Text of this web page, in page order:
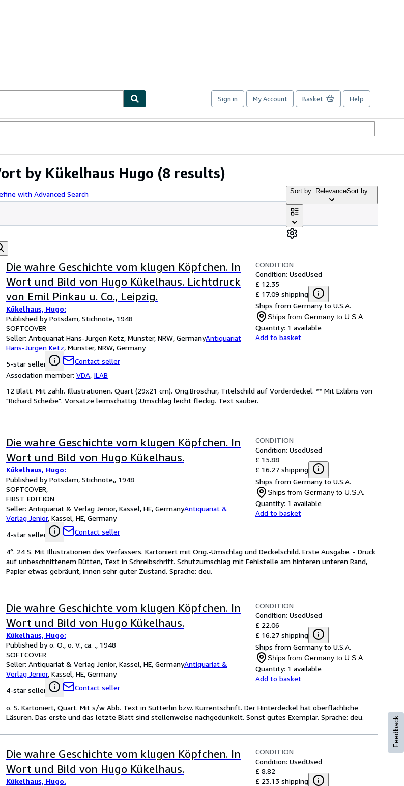
Sign in My Account Basket Help
by Kükelhaus Hugo (8 results)
with Advanced Search Sort by: RelevanceSort by...
Die wahre Geschichte vom klugen Köpfchen. In
Wort und Bild von Hugo Kükelhaus. Lichtdruck
von Emil Pinkau u. Co., Leipzig.
Kükelhaus, Hugo:
Published by Potsdam, Stichnote, 1948
SOFTCOVER
Seller: Antiquariat Hans-Jürgen Ketz, Münster, NRW, GermanyAntiquariat
Hans-Jürgen Ketz, Münster, NRW, Germany
5-star seller
Contact seller
Association member: VDA, ILAB
CONDITION
Condition: UsedUsed
£ 12.35
£ 17.09 shipping
Ships from Germany to U.S.A.
Ships from Germany to U.S.A.
Quantity: 1 available
Add to basket
12 Blatt. Mit zahlr. Illustrationen. Quart (29x21 cm). Orig.Broschur, Titelschild auf Vorderdeckel. ** Mit Exlibris von
"Richard Scheibe". Vorsätze leimschattig. Umschlag leicht fleckig. Text sauber.
Die wahre Geschichte vom klugen Köpfchen. In
Wort und Bild von Hugo Kükelhaus.
Kükelhaus, Hugo:
Published by Potsdam, Stichnote,, 1948
SOFTCOVER
FIRST EDITION
Seller: Antiquariat & Verlag Jenior, Kassel, HE, GermanyAntiquariat &
Verlag Jenior, Kassel, HE, Germany
4-star seller
Contact seller
CONDITION
Condition: UsedUsed
£ 15.88
£ 16.27 shipping
Ships from Germany to U.S.A.
Ships from Germany to U.S.A.
Quantity: 1 available
Add to basket
4°. 24 S. Mit Illustrationen des Verfassers. Kartoniert mit Orig.-Umschlag und Deckelschild. Erste Ausgabe. - Druck
auf unbeschnittenem Bütten, Text in Schreibschrift. Schutzumschlag mit Fehlstelle am hinteren unteren Rand,
Papier etwas gebräunt, innen sehr guter Zustand. Sprache: deu.
Die wahre Geschichte vom klugen Köpfchen. In
Wort und Bild von Hugo Kükelhaus.
Kükelhaus, Hugo:
Published by o. O., o. V., ca. ., 1948
SOFTCOVER
Seller: Antiquariat & Verlag Jenior, Kassel, HE, GermanyAntiquariat &
Verlag Jenior, Kassel, HE, Germany
4-star seller
Contact seller
CONDITION
Condition: UsedUsed
£ 22.06
£ 16.27 shipping
Ships from Germany to U.S.A.
Ships from Germany to U.S.A.
Quantity: 1 available
Add to basket
o. S. Kartoniert, Quart. Mit s/w Abb. Text in Sütterlin bzw. Kurrentschrift. Der Hinterdeckel hat oberflächliche
Läsuren. Das erste und das letzte Blatt sind stellenweise nachgedunkelt. Sonst gutes Exemplar. Sprache: deu.
Die wahre Geschichte vom klugen Köpfchen. In
Wort und Bild von Hugo Kükelhaus.
Kükelhaus, Hugo.
CONDITION
Condition: UsedUsed
£ 8.82
£ 23.13 shipping
Feedback